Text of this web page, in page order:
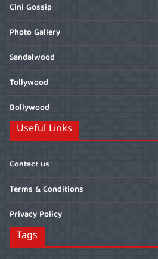
Cini Gossip
Photo Gallery
Sandalwood
Tollywood
Bollywood
Useful Links
Contact us
Terms & Conditions
Privacy Policy
Tags